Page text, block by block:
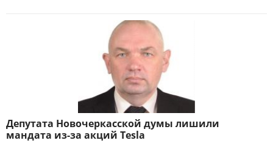
Депутата Новочеркасской думы лишили
мандата из-за акций Tesla